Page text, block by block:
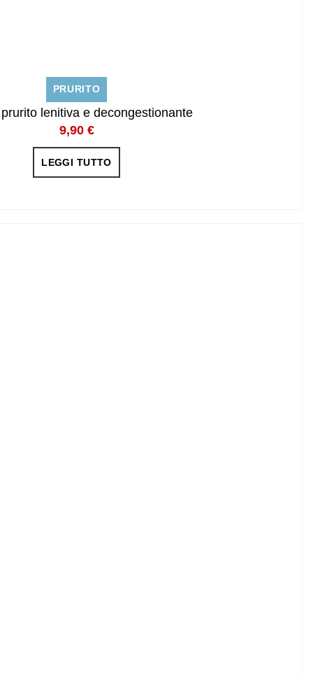
PRURITO
lenitiva e decongestionante
9,90 €
LEGGI TUTTO